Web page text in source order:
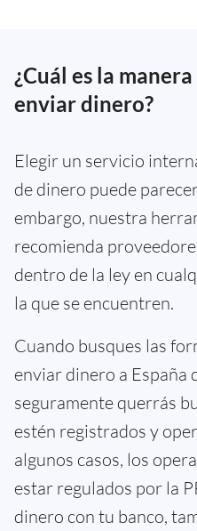
¿Cuál es la
enviar dinero?
Elegir un servicio
de dinero puede
embargo, nuestra
recomienda
dentro de la ley en
la que se encuentren.
Cuando busques las
enviar dinero a España
seguramente querrás
estén registrados y
algunos casos, los
estar regulados por la
dinero con tu banco,